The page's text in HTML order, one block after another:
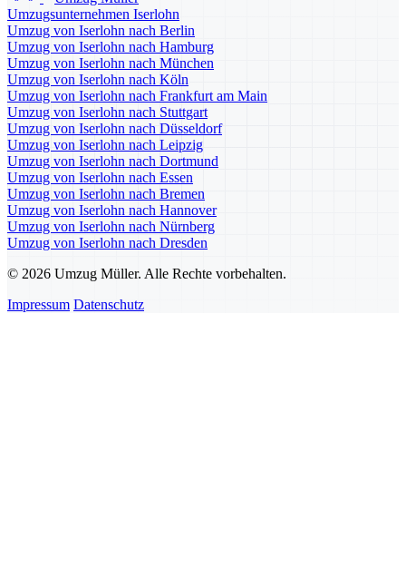
Umzugsunternehmen Iserlohn
Umzug von Iserlohn nach Berlin
Umzug von Iserlohn nach Hamburg
Umzug von Iserlohn nach München
Umzug von Iserlohn nach Köln
Umzug von Iserlohn nach Frankfurt am Main
Umzug von Iserlohn nach Stuttgart
Umzug von Iserlohn nach Düsseldorf
Umzug von Iserlohn nach Leipzig
Umzug von Iserlohn nach Dortmund
Umzug von Iserlohn nach Essen
Umzug von Iserlohn nach Bremen
Umzug von Iserlohn nach Hannover
Umzug von Iserlohn nach Nürnberg
Umzug von Iserlohn nach Dresden
© 2026 Umzug Müller. Alle Rechte vorbehalten.
Impressum Datenschutz